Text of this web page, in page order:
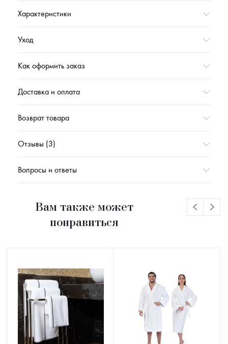
Характеристика (№ цвета в базе оттенков) 18-4005 (серый)
Коллекция БАЗА_ВЕСНА'2022
Вес,г 1134
Характеристики
Уход
Как оформить заказ
Доставка и оплата
Возврат товара
Отзывы (3)
Вопросы и ответы
Вам также может
понравиться